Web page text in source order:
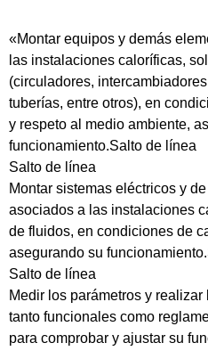
«Montar equipos y demás
las instalaciones caloríficas,
(circuladores,
tuberías, entre otros), en
y respeto al medio ambiente,
funcionamiento.Salto de línea
Salto de línea
Montar sistemas eléctricos y
asociados a las instalaciones
de fluidos, en condiciones de
asegurando su
Salto de línea
Medir los parámetros y
tanto funcionales como
para comprobar y ajustar su